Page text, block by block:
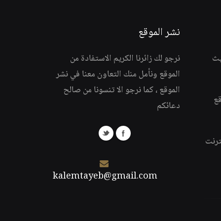
نشر الموقع
نرجو لك زائرنا الكريم الاستفادة من
الموقع ونأمل منك التعاون معنا في نشر
الموقع ، كما نرجو الا تنسونا من صالح
دعائكم
kalemtayeb@gmail.com